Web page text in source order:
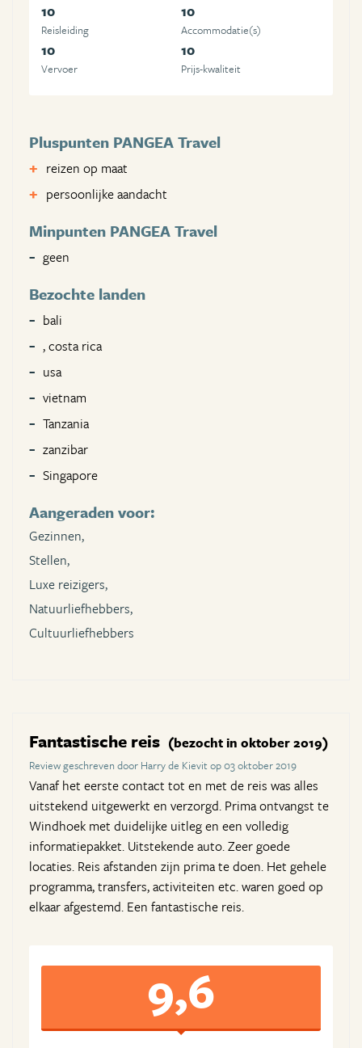
10
Reisleiding
10
Accommodatie(s)
10
Vervoer
10
Prijs-kwaliteit
Pluspunten PANGEA Travel
reizen op maat
persoonlijke aandacht
Minpunten PANGEA Travel
geen
Bezochte landen
bali
, costa rica
usa
vietnam
Tanzania
zanzibar
Singapore
Aangeraden voor:
Gezinnen,
Stellen,
Luxe reizigers,
Natuurliefhebbers,
Cultuurliefhebbers
Fantastische reis (bezocht in oktober 2019)
Review geschreven door Harry de Kievit op 03 oktober 2019
Vanaf het eerste contact tot en met de reis was alles
uitstekend uitgewerkt en verzorgd. Prima ontvangst te
Windhoek met duidelijke uitleg en een volledig
informatiepakket. Uitstekende auto. Zeer goede
locaties. Reis afstanden zijn prima te doen. Het gehele
programma, transfers, activiteiten etc. waren goed op
elkaar afgestemd. Een fantastische reis.
9,6